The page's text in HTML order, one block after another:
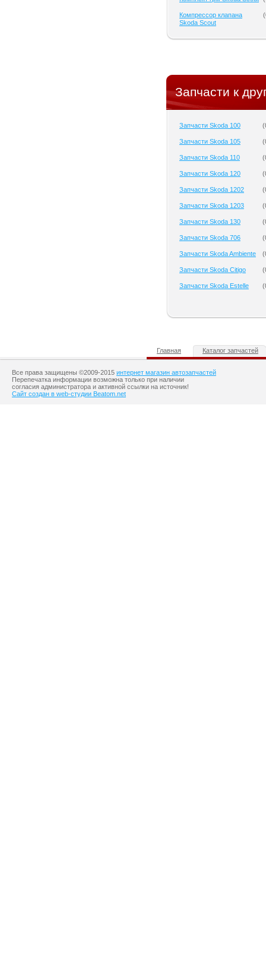
Компрессор клапана
Skoda Scout
(
Запчасти к
Запчасти Skoda 100 (
Запчасти Skoda 105 (
Запчасти Skoda 110 (
Запчасти Skoda 120 (
Запчасти Skoda 1202 (
Запчасти Skoda 1203 (
Запчасти Skoda 130 (
Запчасти Skoda 706 (
Запчасти Skoda Ambiente (
Запчасти Skoda Citigo (
Запчасти Skoda Estelle (
Главная Каталог запчастей
Все права защищены ©2009-2015 интернет магазин автозапчастей
Перепечатка информации возможна только при наличии
согласия администратора и активной ссылки на источник!
Сайт создан в web-студии Beatom.net